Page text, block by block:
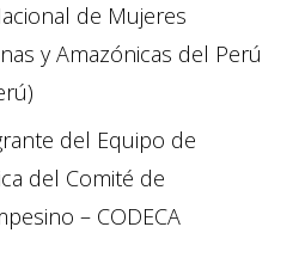
de Mujeres
y Amazónicas del Perú
del Equipo de
del Comité de
– CODECA